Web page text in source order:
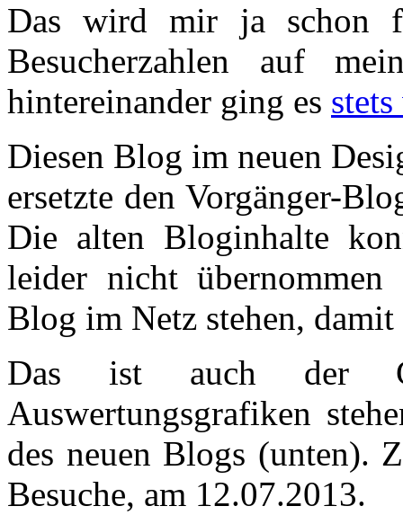
Das wird mir ja schon
Besucherzahlen auf
hintereinander ging es
Diesen Blog im neuen
ersetzte den Vorgänger-
Die alten Bloginhalte
leider nicht
Blog im Netz stehen,
Das ist auch der
Auswertungsgrafiken
des neuen Blogs (unten).
Besuche, am 12.07.2013.